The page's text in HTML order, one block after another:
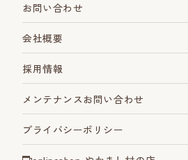
お問い合わせ
会社概要
採用情報
メンテナンスお問い合わせ
プライバシーポリシー